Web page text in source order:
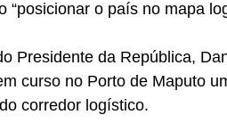
“posicionar o país no mapa
Presidente da República,
curso no Porto de Maputo
corredor logístico.